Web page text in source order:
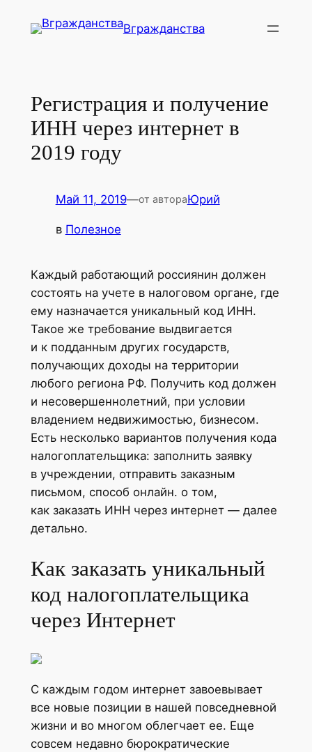
Вгражданства
Регистрация и получение
ИНН через интернет в
2019 году
Май 11, 2019—от автораЮрий
в Полезное
Каждый работающий россиянин должен
состоять на учете в налоговом органе, где
ему назначается уникальный код ИНН.
Такое же требование выдвигается
и к подданным других государств,
получающих доходы на территории
любого региона РФ. Получить код должен
и несовершеннолетний, при условии
владением недвижимостью, бизнесом.
Есть несколько вариантов получения кода
налогоплательщика: заполнить заявку
в учреждении, отправить заказным
письмом, способ онлайн. о том,
как заказать ИНН через интернет — далее
детально.
Как заказать уникальный
код налогоплательщика
через Интернет
С каждым годом интернет завоевывает
все новые позиции в нашей повседневной
жизни и во многом облегчает ее. Еще
совсем недавно бюрократические